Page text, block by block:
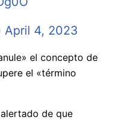
April 4, 2023
el concepto de
el «término
de que